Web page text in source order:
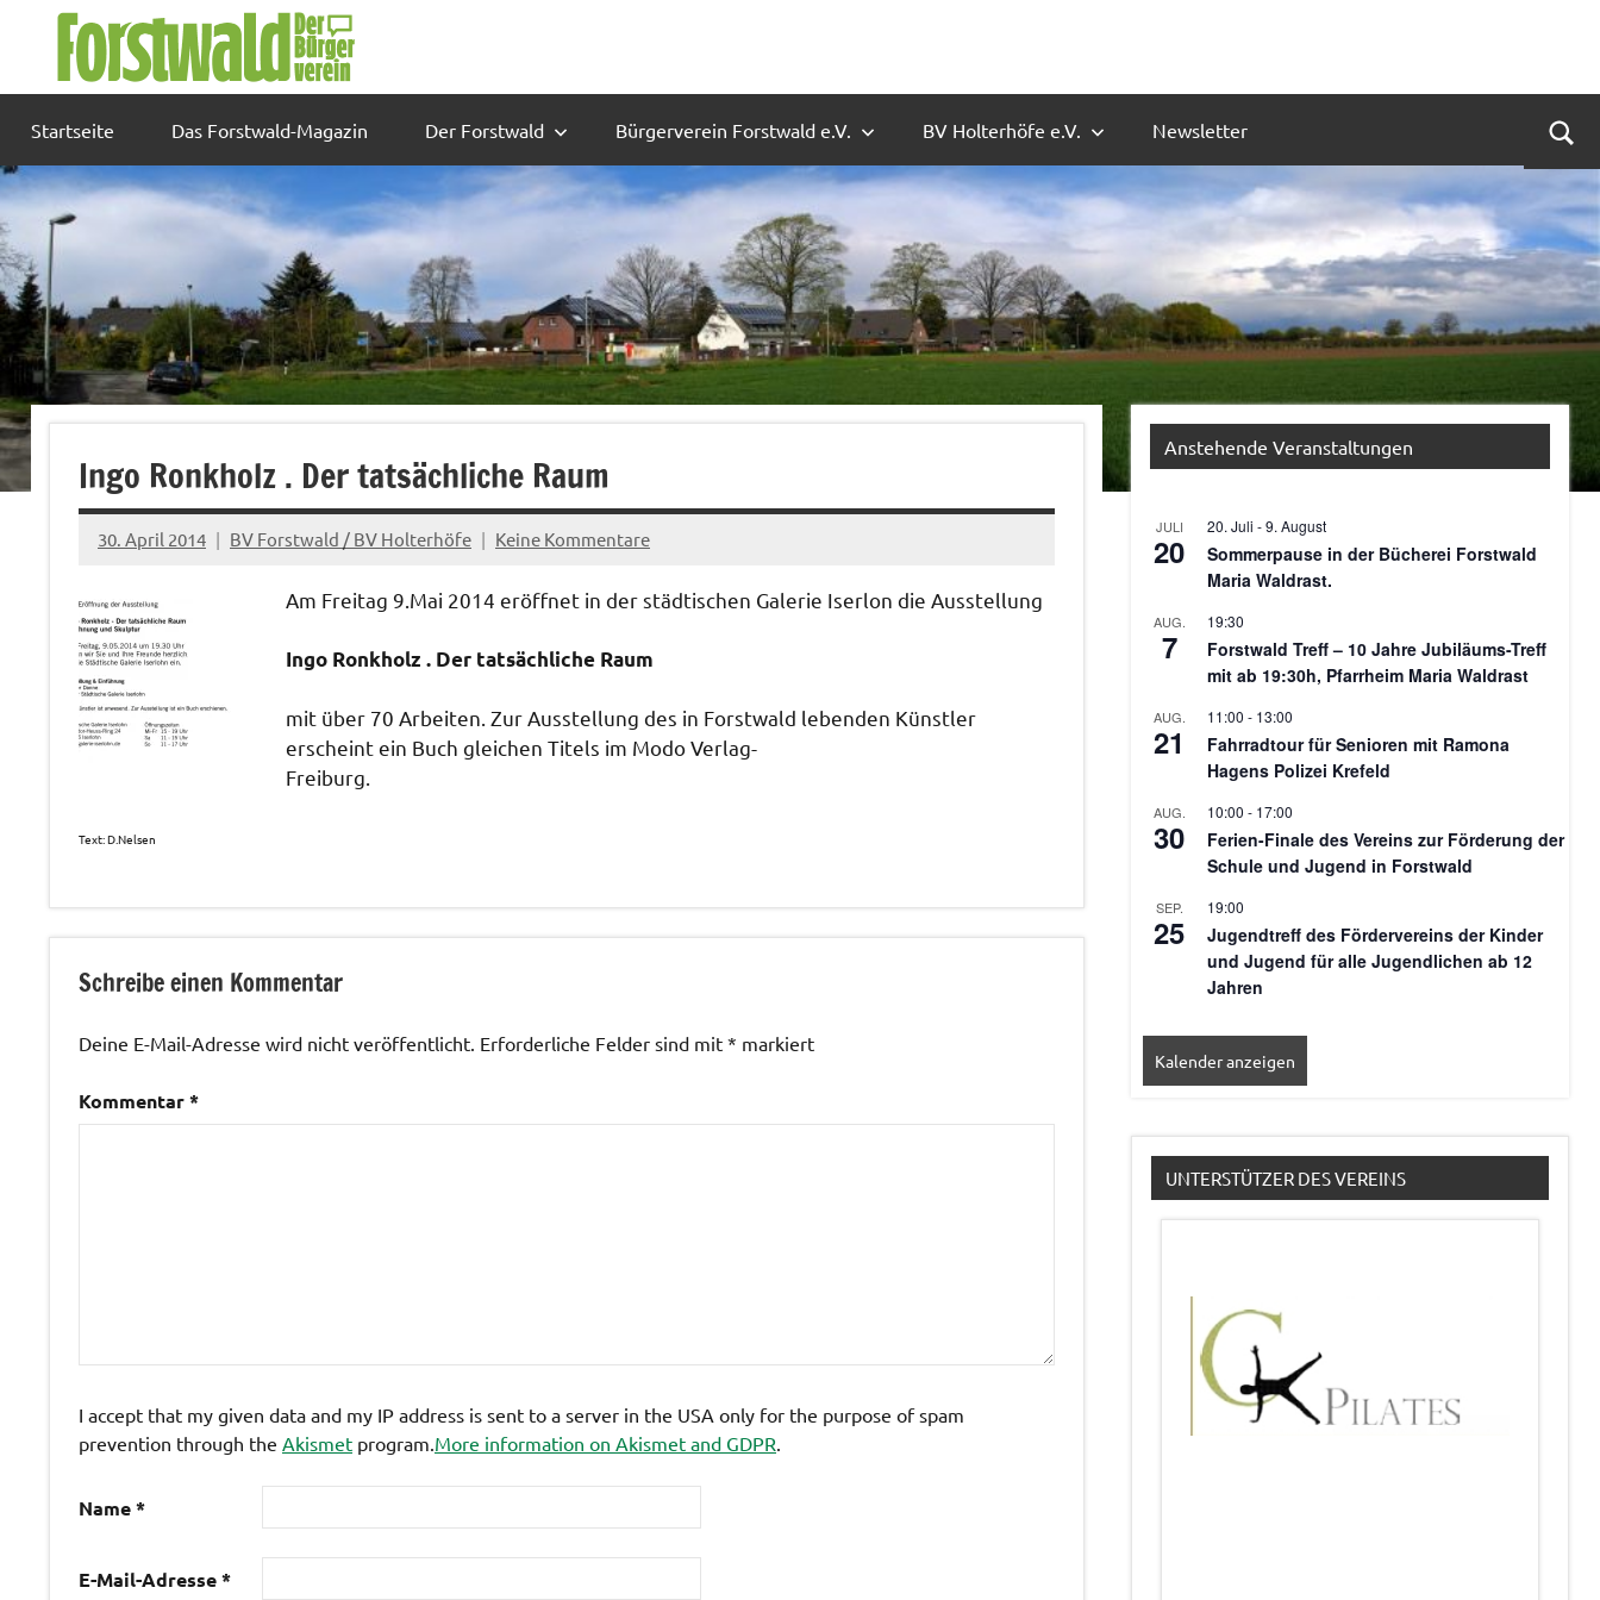
Startseite Das Forstwald-Magazin Der Forstwald Bürgerverein Forstwald e.V. BV Holterhöfe e.V. Newsletter
Ingo Ronkholz . Der tatsächliche Raum
30. April 2014 BV Forstwald / BV Holterhöfe Keine Kommentare
Am Freitag 9.Mai 2014 eröffnet in der städtischen Galerie Iserlon die Ausstellung
Ingo Ronkholz . Der tatsächliche Raum
mit über 70 Arbeiten. Zur Ausstellung des in Forstwald lebenden Künstler
erscheint ein Buch gleichen Titels im Modo Verlag-
Freiburg.
Text: D.Nelsen
Schreibe einen Kommentar
Deine E-Mail-Adresse wird nicht veröffentlicht. Erforderliche Felder sind mit * markiert
Kommentar*
I accept that my given data and my IP address is sent to a server in the USA only for the purpose of spam
prevention through the Akismet program.More information on Akismet and GDPR.
Name*
E-Mail-Adresse*
Anstehende Veranstaltungen
JULI
20
20. Juli -9. August
Sommerpause in der Bücherei Forstwald
Maria Waldrast.
AUG.
7
19:30
Forstwald Treff – 10 Jahre Jubiläums-Treff
mit ab 19:30h, Pfarrheim Maria Waldrast
AUG.
21
11:00 - 13:00
Fahrradtour für Senioren mit Ramona
Hagens Polizei Krefeld
AUG.
30
10:00 - 17:00
Ferien-Finale des Vereins zur Förderung der
Schule und Jugend in Forstwald
SEP.
25
19:00
Jugendtreff des Fördervereins der Kinder
und Jugend für alle Jugendlichen ab 12
Jahren
Kalender anzeigen
UNTERSTÜTZER DES VEREINS